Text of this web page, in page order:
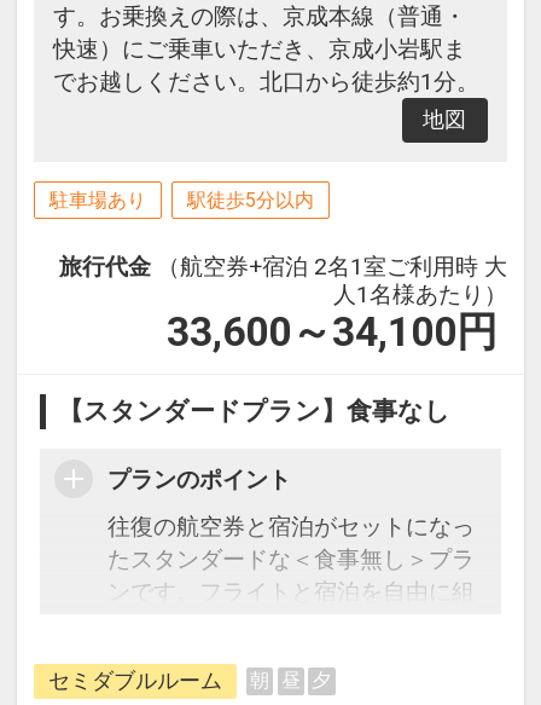
す。お乗換えの際は、京成本線（普通・
快速）にご乗車いただき、京成小岩駅ま
でお越しください。北口から徒歩約1分。
地図
駐車場あり 駅徒歩5分以内
旅行代金
（航空券+宿泊 2名1室ご利用時 大
人1名様あたり）
33,600～34,100 円
【スタンダードプラン】食事なし
プランのポイント
往復の航空券と宿泊がセットになっ
たスタンダードな＜食事無し＞プラ
ンです。フライトと宿泊を自由に組
ージだから、一都市滞在はもちろん
周遊旅行にも最適！
セミダブルルーム 朝 昼 夕